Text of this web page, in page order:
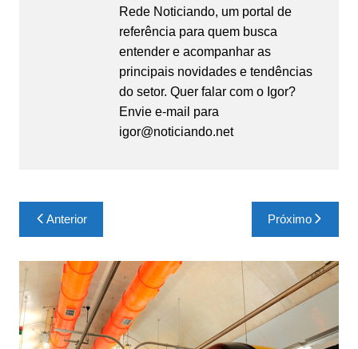
Rede Noticiando, um portal de
referência para quem busca
entender e acompanhar as
principais novidades e tendências
do setor. Quer falar com o Igor?
Envie e-mail para
igor@noticiando.net
Navegação
de
Post
Anterior Próximo